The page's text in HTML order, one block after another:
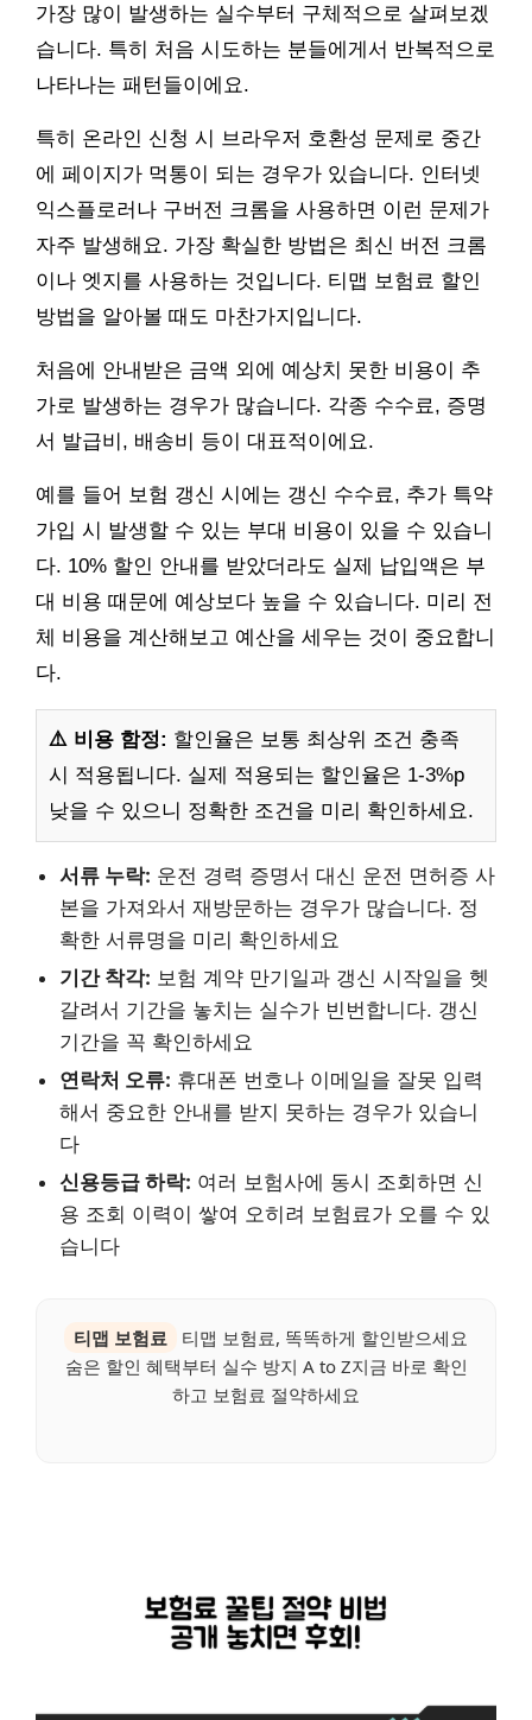
가장 많이 발생하는 실수부터 구체적으로 살펴보겠
습니다. 특히 처음 시도하는 분들에게서 반복적으로
나타나는 패턴들이에요.
특히 온라인 신청 시 브라우저 호환성 문제로 중간
에 페이지가 먹통이 되는 경우가 있습니다. 인터넷
익스플로러나 구버전 크롬을 사용하면 이런 문제가
자주 발생해요. 가장 확실한 방법은 최신 버전 크롬
이나 엣지를 사용하는 것입니다. 티맵 보험료 할인
방법을 알아볼 때도 마찬가지입니다.
처음에 안내받은 금액 외에 예상치 못한 비용이 추
가로 발생하는 경우가 많습니다. 각종 수수료, 증명
서 발급비, 배송비 등이 대표적이에요.
예를 들어 보험 갱신 시에는 갱신 수수료, 추가 특약
가입 시 발생할 수 있는 부대 비용이 있을 수 있습니
다. 10% 할인 안내를 받았더라도 실제 납입액은 부
대 비용 때문에 예상보다 높을 수 있습니다. 미리 전
체 비용을 계산해보고 예산을 세우는 것이 중요합니
다.
⚠️ 비용 함정: 할인율은 보통 최상위 조건 충족
시 적용됩니다. 실제 적용되는 할인율은 1-3%p
낮을 수 있으니 정확한 조건을 미리 확인하세요.
서류 누락: 운전 경력 증명서 대신 운전 면허증 사
본을 가져와서 재방문하는 경우가 많습니다. 정
확한 서류명을 미리 확인하세요
기간 착각: 보험 계약 만기일과 갱신 시작일을 헷
갈려서 기간을 놓치는 실수가 빈번합니다. 갱신
기간을 꼭 확인하세요
연락처 오류: 휴대폰 번호나 이메일을 잘못 입력
해서 중요한 안내를 받지 못하는 경우가 있습니
다
신용등급 하락: 여러 보험사에 동시 조회하면 신
용 조회 이력이 쌓여 오히려 보험료가 오를 수 있
습니다
티맵 보험료
티맵 보험료, 똑똑하게 할인받으세요
숨은 할인 혜택부터 실수 방지 A to Z지금 바로 확인
하고 보험료 절약하세요